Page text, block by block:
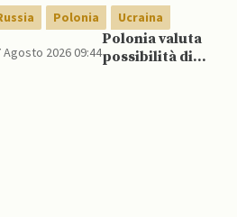
Drakon dopo 14
anni”
Polonia Ucraina
Agosto 2026 09:44
Polonia valuta
possibilità di